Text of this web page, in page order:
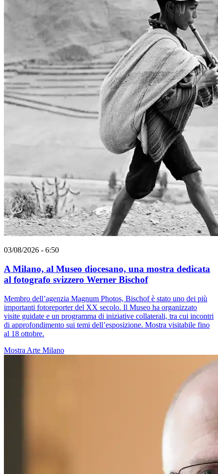
03/08/2026 - 6:50
A Milano, al Museo diocesano, una mostra dedicata
al fotografo svizzero Werner Bischof
Membro dell’agenzia Magnum Photos, Bischof è stato uno dei più
importanti fotoreporter del XX secolo. Il Museo ha organizzato
visite guidate e un programma di iniziative collaterali, tra cui incontri
di approfondimento sui temi dell’esposizione. Mostra visitabile fino
al 18 ottobre.
Mostra Arte Milano